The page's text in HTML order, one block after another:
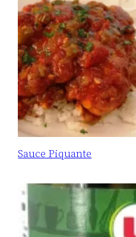
Sauce Piquante